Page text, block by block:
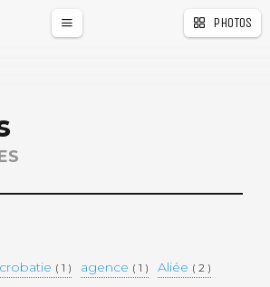
PHOTOS
( 1 ) agence ( 1 ) Aliée ( 2 )